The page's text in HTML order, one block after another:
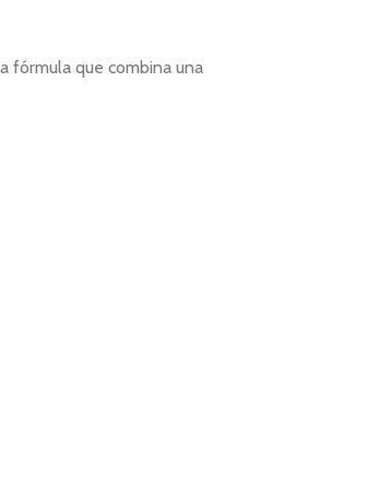
fórmula que combina una